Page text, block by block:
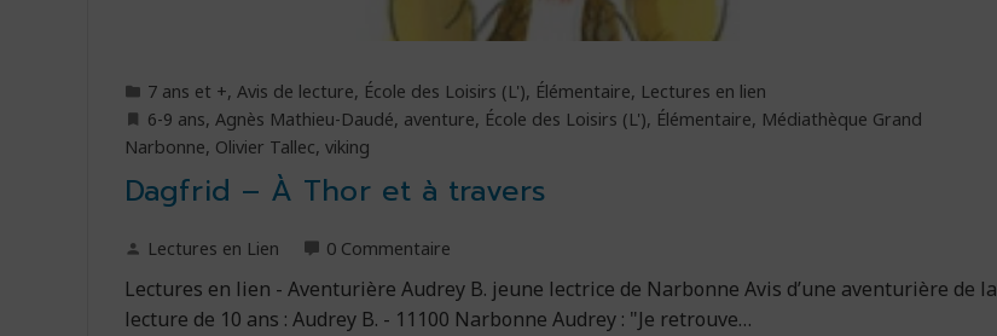
7 ans et +, Avis de lecture, École des Loisirs (L'), Élémentaire, Lectures en lien
6-9 ans, Agnès Mathieu-Daudé, aventure, École des Loisirs (L'), Élémentaire, Médiathèque Grand
Narbonne, Olivier Tallec, viking
Dagfrid – À Thor et à travers
Lectures en Lien 0 Commentaire
Lectures en lien - Aventurière Audrey B. jeune lectrice de Narbonne Avis d’une aventurière de la
lecture de 10 ans : Audrey B. - 11100 Narbonne Audrey : "Je retrouve…